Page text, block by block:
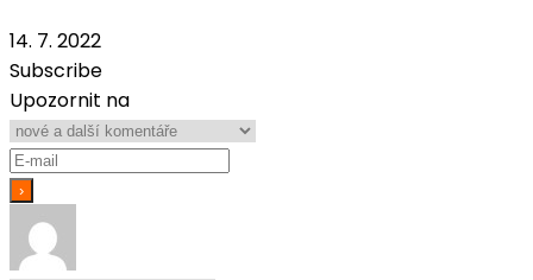
14. 7. 2022
Subscribe
Upozornit na